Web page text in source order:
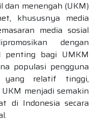
dan menengah (UKM)
khususnya media
media sosial
dengan
penting bagi UMKM
populasi pengguna
yang relatif tinggi,
menjadi semakin
di Indonesia secara